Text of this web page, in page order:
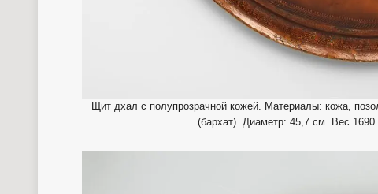
Щит дхал с полупрозрачной кожей. Материалы: кожа,
(бархат). Диаметр: 45,7 см. Вес